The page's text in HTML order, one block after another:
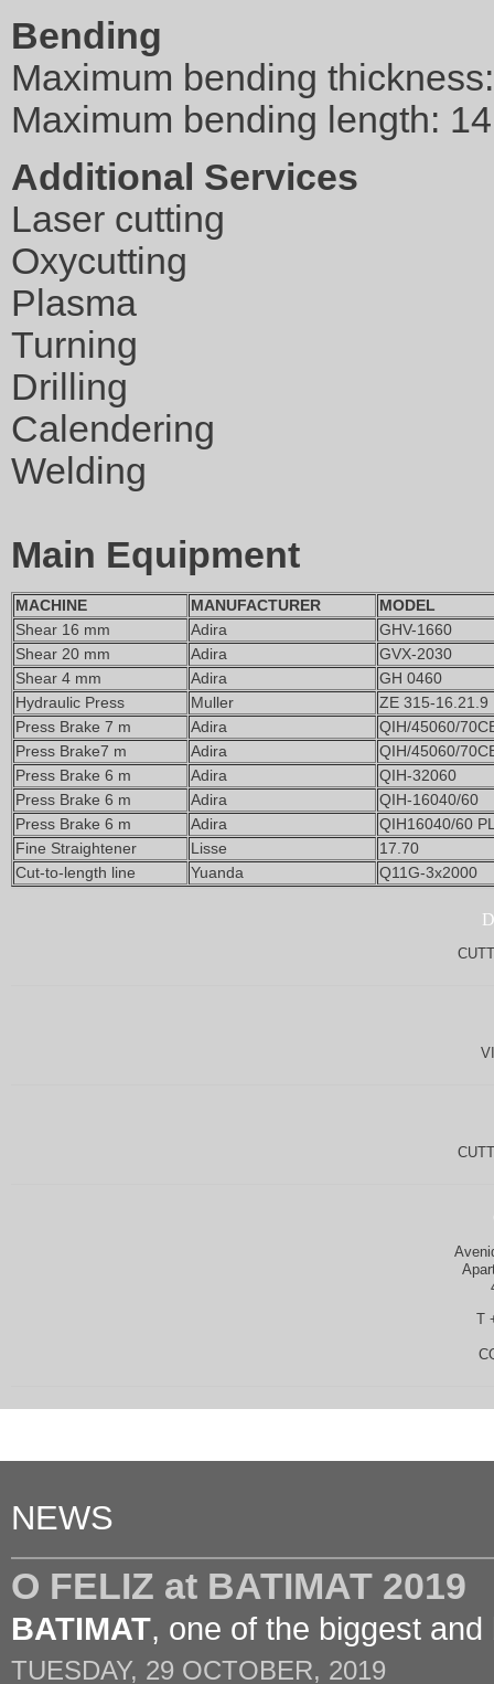
Bending
Maximum bending
Maximum bending length:
Additional Services
Laser cutting
Oxycutting
Plasma
Turning
Drilling
Calendering
Welding
Main Equipment
MACHINE MANUFACTURER
MODEL
Shear 16 mm
Adira
GHV-1660
Shear 20 mm
Adira
GVX-2030
Shear 4 mm
Adira
GH 0460
Hydraulic Press
Muller
ZE 315-16.21.9
Press Brake 7 m
Adira
QIH/45060/
Press Brake7 m
Adira
QIH/45060/
Press Brake 6 m
Adira
QIH-32060
Press Brake 6 m
Adira
QIH-16040/60
Press Brake 6 m
Adira
QIH16040/60
Fine Straightener
Lisse
17.70
Cut-to-length line
Yuanda Q11G-3x2000
T
NEWS
O FELIZ at BATIMAT 2019
BATIMAT, one of the biggest and
TUESDAY, 29 OCTOBER, 2019